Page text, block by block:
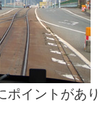
ポイントがあ